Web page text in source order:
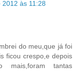
às 11:28
do meu,que já foi
ficou crespo,e depois
tantas